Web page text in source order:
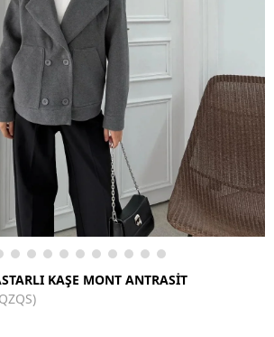
KAŞE MONT ANTRASİT